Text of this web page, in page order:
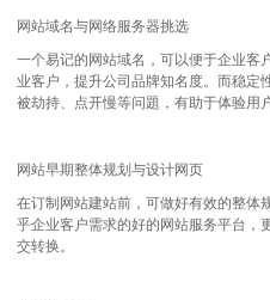
网站域名与网络服务器挑选
一个易记的网站域名，可以便于企业客
业客户，提升公司品牌知名度。而稳定
被劫持、点开慢等问題，有助于体验用户
网站早期整体规划与设计网页
在订制网站建站前，可做好有效的整体
乎企业客户需求的好的网站服务平台，
交转换。